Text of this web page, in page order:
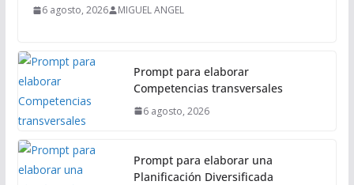
6 agosto, 2026 MIGUEL ANGEL
Prompt para elaborar
Competencias transversales
6 agosto, 2026
Prompt para elaborar una
Planificación Diversificada